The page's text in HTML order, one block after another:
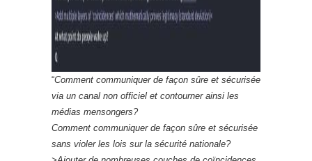
“Comment communiquer de façon sûre et sécurisée
via un canal non officiel et contourner ainsi les
médias mensongers?
Comment communiquer de façon sûre et sécurisée
sans violer les lois sur la sécurité nationale?